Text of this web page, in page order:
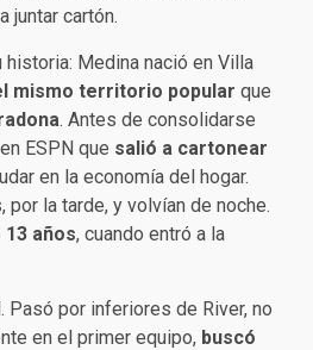
juntar cartón.
Medina nació en Villa
mismo territorio popular que
. Antes de consolidarse
ESPN que salió a cartonear
en la economía del hogar.
por la tarde, y volvían de noche.
13 años, cuando entró a la
Pasó por inferiores de River, no
en el primer equipo, buscó